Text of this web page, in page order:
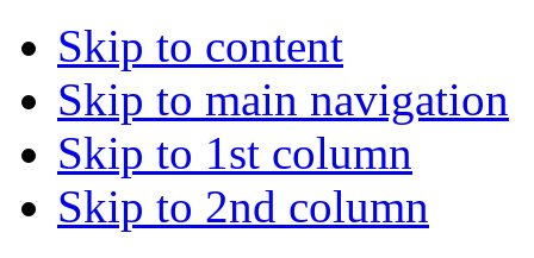
Skip to content
Skip to main navigation
Skip to 1st column
Skip to 2nd column